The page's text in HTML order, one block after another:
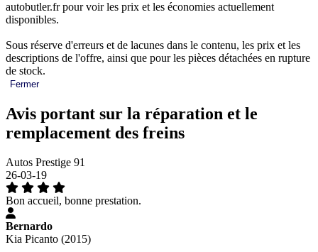
autobutler.fr pour voir les prix et les économies actuellement
disponibles.
Sous réserve d'erreurs et de lacunes dans le contenu, les prix et les
descriptions de l'offre, ainsi que pour les pièces détachées en rupture
de stock.
Fermer
Avis portant sur la réparation et le
remplacement des freins
Autos Prestige 91
26-03-19
Bon accueil, bonne prestation.
Bernardo
Kia Picanto (2015)